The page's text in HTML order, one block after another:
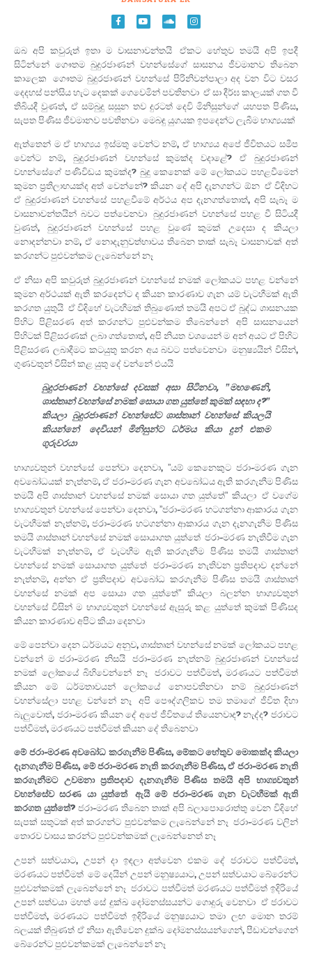
ඔබ අපි කවුරුත් ඉතා ම වාසනාවන්තයි. ඒකට හේතුව තමයි අපි ඉපදී
සිටින්නේ ගෞතම බුදුරජාණන් වහන්සේගේ සාසනය ජීවමානව තිබෙන
කාලෙක. ගෞතම බුදුරජාණන් වහන්සේ පිරිනිවන්පාලා අද වන විට වසර
දෙදහස් පන්සිය හැට දෙකක් ගෙවෙමින් පවතිනවා. ඒ සා දීර්ඝ කාලයක් ගත වී
තිබියදී වුණත්, ඒ සම්බුදු සසුන තව දුරටත් දෙවි මිනිසුන්ගේ යහපත පිණිස,
සැපත පිණිස ජීවමානව පවතිනවා. මෙබඳු යුගයක ඉපදෙන්ට ලැබීම භාග්‍යයක්.
ඇත්තෙන් ම ඒ භාග්‍යය ඉස්මතු වෙන්ට නම්, ඒ භාග්‍යය අපේ ජීවිතයට සමීප
වෙන්ට නම්, බුදුරජාණන් වහන්සේ කුමක්ද වදාළේ? ඒ බුදුරජාණන්
වහන්සේගේ පණිවිඩය කුමක්ද? බුදු කෙනෙක් මේ ලෝකයට පහළවීමෙන්
කුමන ප‍්‍රතිලාභයක්ද අත් වෙන්නේ? කියන දේ අපි දැනගන්ට ඕන. ඒ විදිහට
ඒ බුදුරජාණන් වහන්සේ පහළවීමේ අර්ථය අප දැනගත්තොත්, අපි සැබෑ ම
වාසනාවන්තයින් බවට පත්වෙනවා. බුදුරජාණන් වහන්සේ පහළ වී සිටියදී
වුණත්, බුදුරජාණන් වහන්සේ පහළ වුණේ කුමක් උදෙසා ද කියලා
නොදන්නවා නම්, ඒ නොදැනුවත්භාවය තිබෙන තාක් සැබෑ වාසනාවක් අත්
කරගන්ට පුළුවන්කම ලැබෙන්නේ නෑ.
ඒ නිසා අපි කවුරුත් බුදුරජාණන් වහන්සේ නමක් ලෝකයට පහළ වන්නේ
කුමන අර්ථයක් ඇති කරදෙන්ට ද කියන කාරණාව ගැන යම් වැටහීමක් ඇති
කරගත යුතුයි. ඒ විදිහේ වැටහීමක් තිබුණොත් තමයි අපට ඒ බුද්ධ ශාසනයක
පිහිට පිළිසරණ අත් කරගන්ට පුළුවන්කම තිබෙන්නේ. අපි සාසනයෙන්
පිහිටක් පිළිසරණක් ලබා ගත්තොත්, අපි නියත වශයෙන් ම අන් අයට ඒ පිහිට
පිළිසරණ ලබාදීමට කටයුතු කරන අය බවට පත්වෙනවා. මනුෂ්‍යයින් විසින්,
ගුණවතුන් විසින් කළ යුතු දේ වන්නේ එයයි.
බුදුරජාණන් වහන්සේ දවසක් අසා සිටිනවා, ”මහණෙනි,
ශාස්තෘන් වහන්සේ නමක් සොයා ගත යුත්තේ කුමක් සඳහා ද?”
කියලා. බුදුරජාණන් වහන්සේට ශාස්තෘන් වහන්සේ කියලයි
කියන්නේ. දෙවියන් මිනිසුන්ට ධර්මය කියා දුන් එකම
ගුරුවරයා.
භාග්‍යවතුන් වහන්සේ පෙන්වා දෙනවා, ”යම් කෙනෙකුට ජරා-මරණ ගැන
අවබෝධයක් නැත්නම්, ඒ ජරා-මරණ ගැන අවබෝධය ඇති කරගැනීම පිණිස
තමයි අපි ශාස්තෘන් වහන්සේ නමක් සොයා ගත යුත්තේ” කියලා. ඒ වගේම
භාග්‍යවතුන් වහන්සේ පෙන්වා දෙනවා, ”ජරා-මරණ හටගන්නා ආකාරය ගැන
වැටහීමක් නැත්නම්, ජරා-මරණ හටගන්නා ආකාරය ගැන දැනගැනීම පිණිස
තමයි ශාස්තෘන් වහන්සේ නමක් සොයාගත යුත්තේ. ජරා-මරණ නැතිවීම ගැන
වැටහීමක් නැත්නම්, ඒ වැටහීම ඇති කරගැනීම පිණිස තමයි ශාස්තෘන්
වහන්සේ නමක් සොයාගත යුත්තේ. ජරා-මරණ නැතිවන ප‍්‍රතිපදාව දන්නේ
නැත්නම්, අන්න ඒ ප‍්‍රතිපදාව අවබෝධ කරගැනීම පිණිස තමයි ශාස්තෘන්
වහන්සේ නමක් අප සොයා ගත යුත්තේ” කියලා. බලන්න භාග්‍යවතුන්
වහන්සේ විසින් ම භාග්‍යවතුන් වහන්සේ ඇසුරු කළ යුත්තේ කුමක් පිණිසද
කියන කාරණාව අපිට කියා දෙනවා.
මේ පෙන්වා දෙන ධර්මයට අනුව, ශාස්තෘන් වහන්සේ නමක් ලෝකයට පහළ
වන්නේ ම ජරා-මරණ නිසයි. ජරා-මරණ නැත්නම් බුදුරජාණන් වහන්සේ
නමක් ලෝකයේ බිහිවෙන්නේ නෑ. ජරාවට පත්වීමත්, මරණයට පත්වීමත්
කියන මේ ධර්මතාවයන් ලෝකයේ නොපවතිනවා නම් බුදුරජාණන්
වහන්සේලා පහළ වන්නේ නෑ. අපි පෞද්ගලිකව තම තමාගේ ජීවිත දිහා
බැලුවොත්, ජරා-මරණ කියන දේ අපේ ජීවිතයේ තියෙනවාද? නැද්ද? ජරාවට
පත්වීමත්, මරණයට පත්වීමත් කියන දේ තිබෙනවා.
මේ ජරා-මරණ අවබෝධ කරගැනීම පිණිස, මේකට හේතුව මොකක්ද කියලා
දැනගැනීම පිණිස, මේ ජරා-මරණ නැති කරගැනීම පිණිස, ඒ ජරා-මරණ නැති
කරගැනීමට උවමනා ප‍්‍රතිපදාව දැනගැනීම පිණිස තමයි අපි භාග්‍යවතුන්
වහන්සේව සරණ යා යුත්තේ. ඇයි මේ ජරා-මරණ ගැන වැටහීමක් ඇති
කරගත යුත්තේ?ජරා-මරණ තිබෙන තාක් අපි බලාපොරොත්තු වෙන විදිහේ
සැපක් සතුටක් අත් කරගන්ට පුළුවන්කම ලැබෙන්නේ නෑ. ජරා-මරණ වලින්
තොරව වාසය කරන්ට පුළුවන්කමක් ලැබෙන්නෙත් නෑ.
උපන් සත්වයාට, උපන් දා ඉඳලා අත්වෙන එකම දේ ජරාවට පත්වීමත්,
මරණයට පත්වීමත්. මේ දෙයින් උපන් මනුෂ්‍යයාට, උපන් සත්වයාට බේරෙන්ට
පුළුවන්කමක් ලැබෙන්නේ නෑ. ජරාවට පත්වීමත් මරණයට පත්වීමත් ඉදිරියේ
උපන් සත්වයා මහත් සේ දුක්ඛ දෝමනස්සයන්ට ගොදුරු වෙනවා. ඒ ජරාවට
පත්වීමත්, මරණයට පත්වීමත් ඉදිරියේ මනුෂ්‍යයාට තමා ලඟ මොන තරම්
බලයක් තිබුණත් ඒ නිසා ඇතිවෙන දුක්ඛ දෝමනස්සයන්ගෙන්, පීඩාවන්ගෙන්
බේරෙන්ට පුළුවන්කමක් ලැබෙන්නේ නෑ.